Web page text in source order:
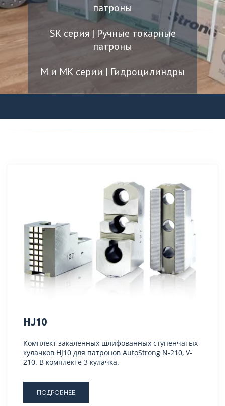
патроны
SK серия | Ручные токарные
патроны
M и MK серии | Гидроцилиндры
HJ10
Комплект закаленных шлифованных ступенчатых
кулачков HJ10 для патронов AutoStrong N-210, V-
210. В комплекте 3 кулачка.
ПОДРОБНЕЕ